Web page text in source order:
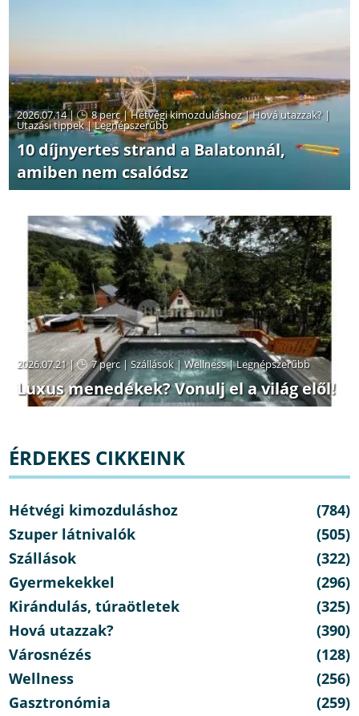
2026.07.14 | 8 perc|Hétvégi kimozduláshoz|Hová utazzak? |
Utazási tippek|Legnépszerűbb
10 díjnyertes strand a Balatonnál,
amiben nem csalódsz
2026.07.21 | 7 perc|Szállások|Wellness|Legnépszerűbb
Luxus menedékek? Vonulj el a világ elől!
ÉRDEKES CIKKEINK
Hétvégi kimozduláshoz
(784)
Szuper látnivalók
(505)
Szállások
(322)
Gyermekekkel
(296)
Kirándulás, túraötletek
(325)
Hová utazzak?
(390)
Városnézés
(128)
Wellness
(256)
Gasztronómia
(259)